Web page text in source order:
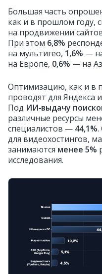
Большая часть
как и в прошлом году,
на продвижении
При этом 6,8%
на мультигео, 1,6% —
на Европе, 0,6% — на
Оптимизацию, как и в
проводят для Яндекса
Под ИИ‑выдачу
различные ресурсы
специалистов — 44,1%.
для видеохостингов,
занимаются менее 5%
исследования.